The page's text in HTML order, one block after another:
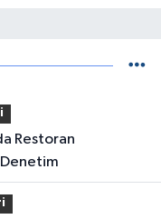
Denetim